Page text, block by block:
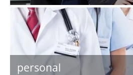
personal